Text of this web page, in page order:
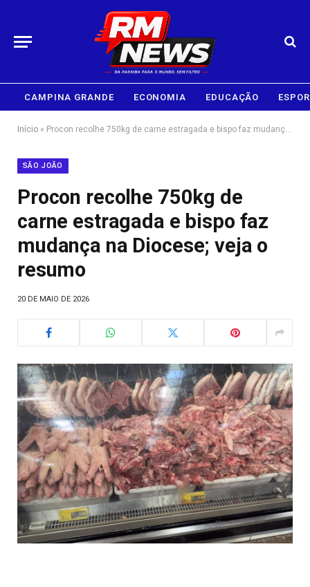
CAMPINA GRANDE ECONOMIA EDUCAÇÃO
Início » Procon recolhe 750kg de carne estragada e bispo faz mudança na Diocese; veja o resumo
SÃO JOÃO
Procon recolhe 750kg de
carne estragada e bispo faz
mudança na Diocese; veja o
resumo
20 DE MAIO DE 2026